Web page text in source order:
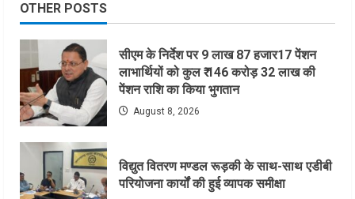
OTHER POSTS
सीएम के निर्देश पर 9 लाख 87 हजार17 पेंशन
लाभार्थियों को कुल ₹ 146 करोड़ 32 लाख की
पेंशन राशि का किया भुगतान
August 8, 2026
विद्युत वितरण मण्डल रूड़की के साथ-साथ एडीबी
परियोजना कार्यों की हुई व्यापक समीक्षा